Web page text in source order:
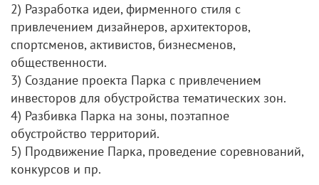
2) Разработка идеи, фирменного стиля с
привлечением дизайнеров, архитекторов,
спортсменов, активистов, бизнесменов,
общественности.
3) Создание проекта Парка с привлечением
инвесторов для обустройства тематических зон.
4) Разбивка Парка на зоны, поэтапное
обустройство территорий.
5) Продвижение Парка, проведение соревнований,
конкурсов и пр.